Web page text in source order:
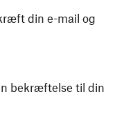
din e-mail og
bekræftelse til din